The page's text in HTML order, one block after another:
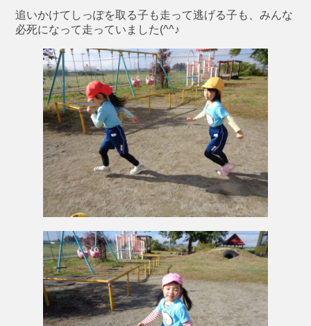
追いかけてしっぽを取る子も走って逃げる子も、みんな
必死になって走っていました(^^♪